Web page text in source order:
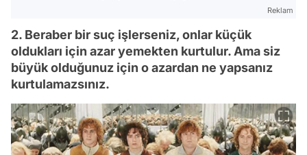
Reklam
2. Beraber bir suç işlerseniz, onlar küçük
oldukları için azar yemekten kurtulur. Ama siz
büyük olduğunuz için o azardan ne yapsanız
kurtulamazsınız.